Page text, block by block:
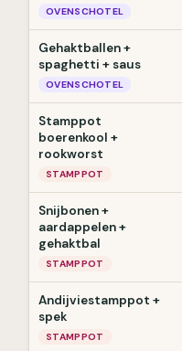
OVENSCHOTEL
Gehaktballen +
spaghetti + saus
OVENSCHOTEL
Stamppot
boerenkool +
rookworst
STAMPPOT
Snijbonen +
aardappelen +
gehaktbal
STAMPPOT
Andijviestamppot +
spek
STAMPPOT